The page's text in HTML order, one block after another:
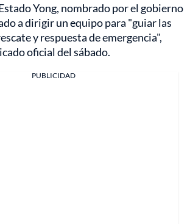
Yong, nombrado por el gobierno
a dirigir un equipo para "guiar las
y respuesta de emergencia",
oficial del sábado.
PUBLICIDAD